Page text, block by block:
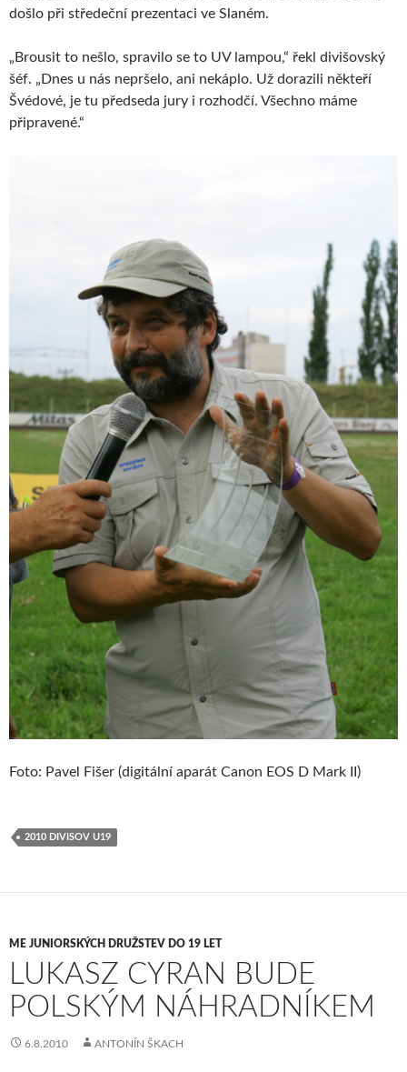
došlo při středeční prezentaci ve Slaném.
„Brousit to nešlo, spravilo se to UV lampou,“ řekl divišovský
šéf. „Dnes u nás nepršelo, ani nekáplo. Už dorazili někteří
Švédové, je tu předseda jury i rozhodčí. Všechno máme
připravené.“
Foto: Pavel Fišer (digitální aparát Canon EOS D Mark II)
2010 DIVISOV U19
ME JUNIORSKÝCH DRUŽSTEV DO 19 LET
LUKASZ CYRAN BUDE
POLSKÝM NÁHRADNÍKEM
6.8.2010 ANTONÍN ŠKACH